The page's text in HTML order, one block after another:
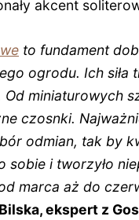
akcent
to fundament
ogrodu. Ich siła
miniaturowych
czosnki.
odmian, tak by
sobie i tworzyło
marca aż do
ekspert z